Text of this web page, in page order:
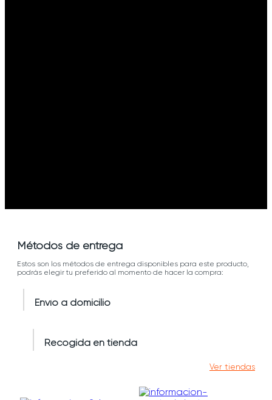
Métodos de entrega
Estos son los métodos de entrega disponibles para este producto,
podrás elegir tu preferido al momento de hacer la compra:
Envío a domicilio
Recogida en tienda
Ver tiendas